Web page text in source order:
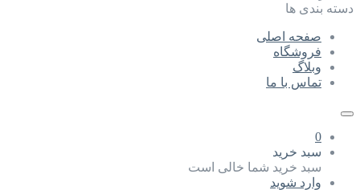
دسته بندی ها
صفحه اصلی
فروشگاه
وبلاگ
تماس با ما
0
سبد خرید
سبد خرید شما خالی است
وارد شوید